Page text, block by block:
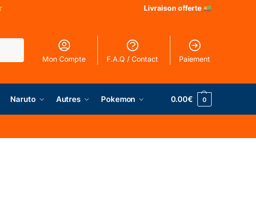
Livraison offerte
Mon Compte F.A.Q / Contact Paiement
Naruto Autres Pokemon 0.00€ 0